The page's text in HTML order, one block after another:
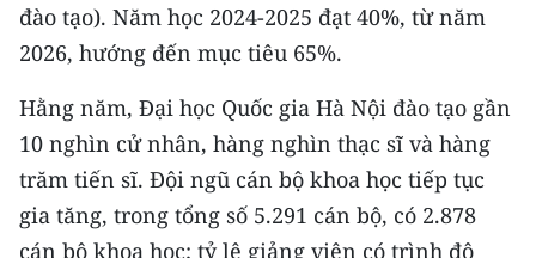
NHÂN DÂN CUỐI TUẦN
MUA BÁO
ĐỌC BÁO IN
đào tạo). Năm học 2024-2025 đạt 40%, từ năm
2026, hướng đến mục tiêu 65%.
Hằng năm, Đại học Quốc gia Hà Nội đào tạo gần
10 nghìn cử nhân, hàng nghìn thạc sĩ và hàng
trăm tiến sĩ. Đội ngũ cán bộ khoa học tiếp tục
gia tăng, trong tổng số 5.291 cán bộ, có 2.878
cán bộ khoa học; tỷ lệ giảng viên có trình độ